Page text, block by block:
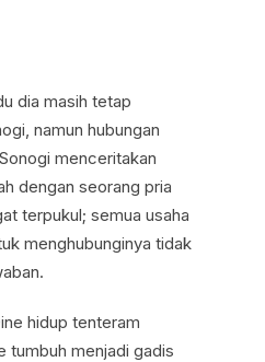
dia masih tetap
namun hubungan
menceritakan
dengan seorang pria
terpukul; semua usaha
menghubunginya tidak
hidup tenteram
tumbuh menjadi gadis